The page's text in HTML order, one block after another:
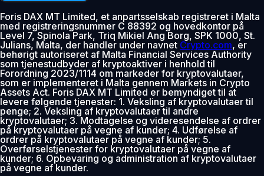
Foris DAX MT Limited, et anpartsselskab registreret i Malta
med registreringsnummer C 88392 og hovedkontor på
Level 7, Spinola Park, Triq Mikiel Ang Borg, SPK 1000, St.
Julians, Malta, der handler under navnet Crypto.com, er
behørigt autoriseret af Malta Financial Services Authority
som tjenestudbyder af kryptoaktiver i henhold til
Forordning 2023/1114 om markeder for kryptovalutaer,
som er implementeret i Malta gennem Markets in Crypto
Assets Act. Foris DAX MT Limited er bemyndiget til at
levere følgende tjenester: 1. Veksling af kryptovalutaer til
penge; 2. Veksling af kryptovalutaer til andre
kryptovalutaer; 3. Modtagelse og videresendelse af ordrer
på kryptovalutaer på vegne af kunder; 4. Udførelse af
ordrer på kryptovalutaer på vegne af kunder; 5.
Overførselstjenester for kryptovalutaer på vegne af
kunder; 6. Opbevaring og administration af kryptovalutaer
på vegne af kunder.